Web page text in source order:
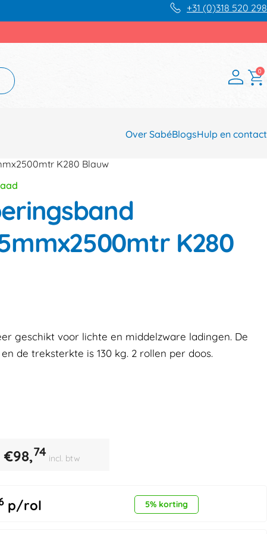
+31 (0)318 520 298
0
Over SabéBlogsHulp en contact
K280 Blauw
K280
geschikt voor lichte en middelzware ladingen. De
de treksterkte is 130 kg. 2 rollen per doos.
€98,74 incl. btw
p/rol 5% korting